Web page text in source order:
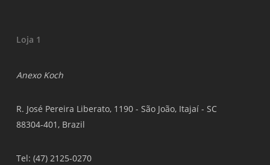
Loja 1
Anexo Koch
R. José Pereira Liberato, 1190 - São João, Itajaí - SC
88304-401, Brazil
Tel: (47) 2125-0270